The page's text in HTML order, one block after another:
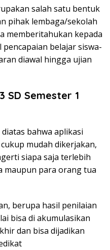
salah satu bentuk
pihak lembaga/sekolah
memberitahukan kepada
belajar siswa-
diawal hingga ujian
SD Semester 1
bahwa aplikasi
mudah dikerjakan,
siapa saja terlebih
maupun para orang tua
berupa hasil penilaian
bisa di akumulasikan
dan bisa dijadikan